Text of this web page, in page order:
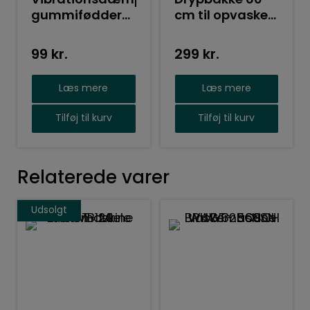
gummifødder
99 kr.
Læs mere
Tilføj til kurv
cm til opvaske-
vaskemaskiner
299 kr.
Læs mere
Tilføj til kurv
Relaterede varer
Udsolgt